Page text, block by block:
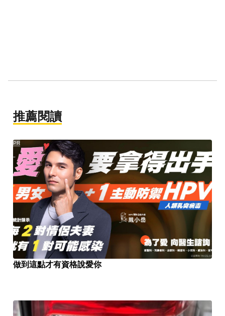
推薦閱讀
做到這點才有資格說愛你
PR